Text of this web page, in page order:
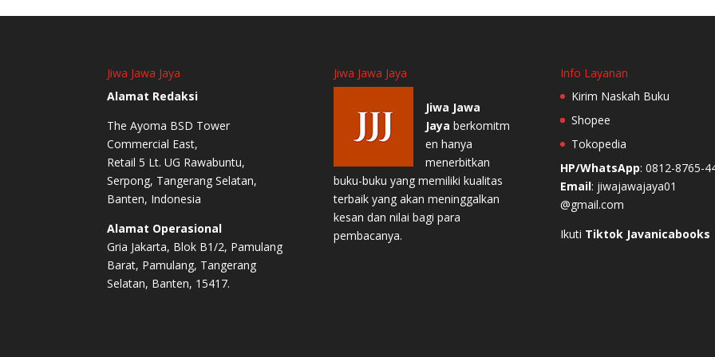
Jiwa Jawa Jaya
Alamat Redaksi
The Ayoma BSD Tower
Commercial East,
Retail 5 Lt. UG Rawabuntu,
Serpong, Tangerang Selatan,
Banten, Indonesia
Alamat Operasional
Gria Jakarta, Blok B1/2, Pamulang
Barat, Pamulang, Tangerang
Selatan, Banten, 15417.
Jiwa Jawa Jaya
Jiwa Jawa
Jaya berkomitm
en hanya
menerbitkan
buku-buku yang memiliki kualitas
terbaik yang akan meninggalkan
kesan dan nilai bagi para
pembacanya.
Info Layanan
Kirim Naskah Buku
Shopee
Tokopedia
HP/WhatsApp: 0812-8765-
Email: jiwajawajaya01
@gmail.com
Ikuti Tiktok Javanicabooks